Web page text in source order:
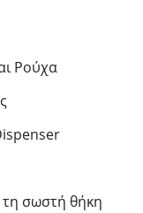
Ρούχα
σωστή θήκη